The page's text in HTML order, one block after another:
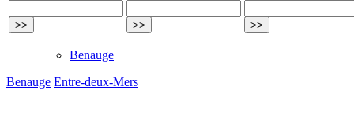
Benauge
Benauge Entre-deux-Mers